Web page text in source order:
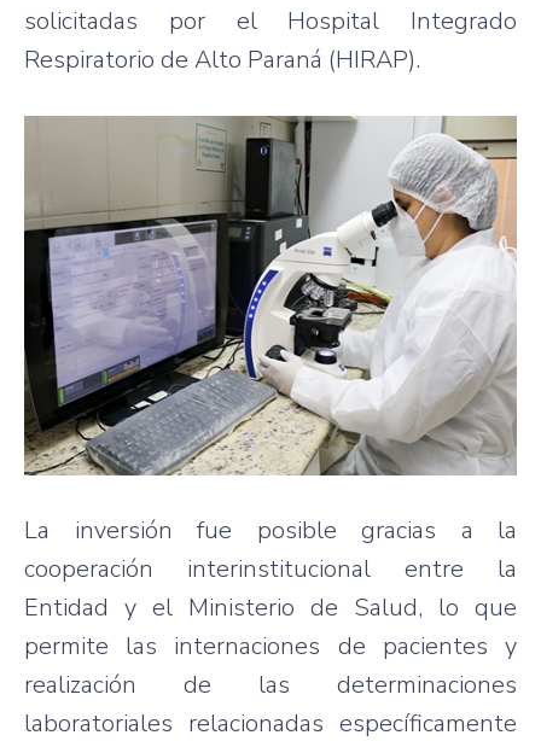
solicitadas por el Hospital Integrado
Respiratorio de Alto Paraná (HIRAP).
La inversión fue posible gracias a la
cooperación interinstitucional entre la
Entidad y el Ministerio de Salud, lo que
permite las internaciones de pacientes y
realización de las determinaciones
laboratoriales relacionadas específicamente